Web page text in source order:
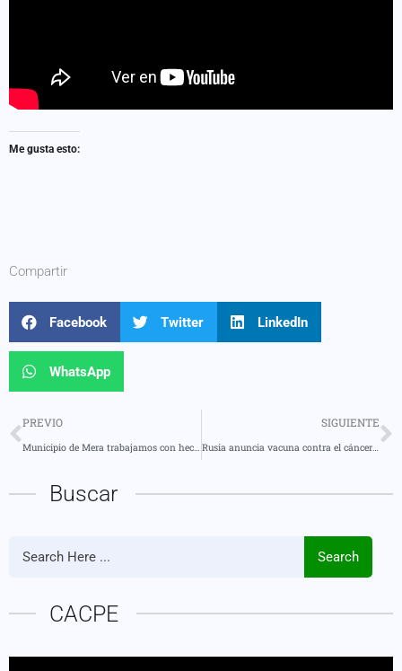
Me gusta esto:
Compartir
Facebook Twitter LinkedIn
WhatsApp
PREVIO
Municipio de Mera trabajamos con hechos, no con palabras
SIGUIENTE
Rusia anuncia vacuna contra el cáncer lista para ensayos clínicos
Buscar
Search
CACPE